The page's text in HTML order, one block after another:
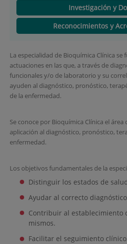
Investigación y
Reconocimientos y
La especialidad de Bioquímica Clínica se
actuaciones en las que, a través de
funcionales y/o de laboratorio y su
ayuden al diagnóstico, pronóstico,
de la enfermedad.
Se conoce por Bioquímica Clínica el área
aplicación al diagnóstico, pronóstico,
enfermedad.
Los objetivos fundamentales de la
Distinguir los estados de
Ayudar al correcto
Contribuir al establecimiento
mismos.
Facilitar el seguimiento